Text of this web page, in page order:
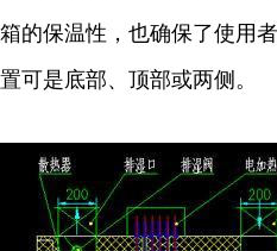
箱的保温性，也确保了使用
置可是底部、顶部或两侧。